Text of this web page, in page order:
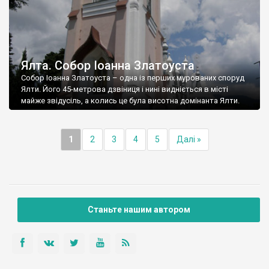
Ялта. Собор Іоанна Златоуста
Собор Іоанна Златоуста – одна із перших мурованих споруд
Ялти. Його 45-метрова дзвіниця і нині видніється в місті
майже звідусіль, а колись це була висотна домінанта Ялти.
1 2 3 4 5 Далі »
Станьте нашим автором